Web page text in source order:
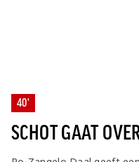
40'
SCHOT GAAT